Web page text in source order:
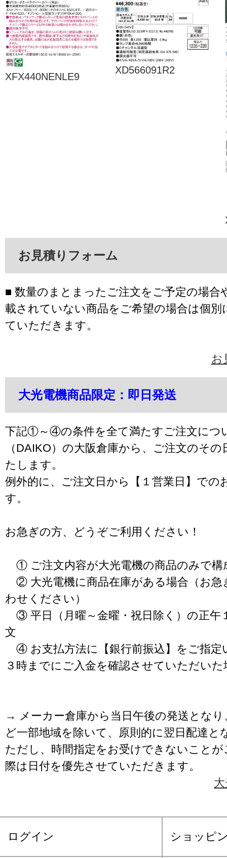
XFX440NENLE9
XD566091R2
お見積りフォーム
■ 数量のまとまったご注文をご予定の場合
載されていない商品をご希望の場合は個別
ていただきます。
お
大光電機商品限定：即日発送
下記①～④の条件を全て満たすご注文につ
（DAIKO）の大阪倉庫から、ご注文のそ
たします。
例外的に、ご注文日から【１営業日】での
す。
お急ぎの方、どうぞご利用ください！
① ご注文内容が大光電機の商品のみで構
② 大光電機に商品在庫がある場合（お急
わせください）
③ 平日（月曜～金曜・祝日除く）の正午
文
④ お支払方法に【銀行前振込】をご指定
３時までにご入金を確認させていただいた
→ メーカー倉庫から当日午後の発送となり
ど一部地域を除いて、原則的に翌日配達と
ただし、時間指定をお受けできないこと
際は日付を優先させていただきます。
ログイン ショッピ